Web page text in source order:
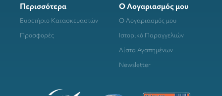
Περισσότερα
Ευρετήριο Κατασκευαστών
Προσφορές
Ο Λογαριασμός μου
Ο Λογαριασμός μου
Ιστορικό Παραγγελιών
Λίστα Αγαπημένων
Newsletter